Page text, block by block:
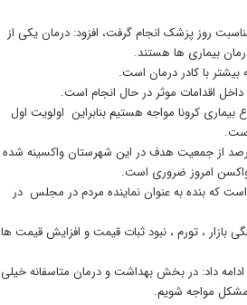
روز پزشک انجام گرفت، افزود: درمان یکی از
بیماری ها هستند.
با کادر درمان است.
اقدامات موثر در حال انجام است.
کرونا مواجه هستیم بنابراین اولویت اول
آورشد: بر اساس گزارش های کادر پزشکی ساوجبلاغ ۵۵ درصد از جمعیت هدف در این شهرستان واکسینه شده
امروز ضروری است.
که بنده به عنوان نماینده مردم در مجلس در
بازار ، تورم ، نبود ثبات قیمت و افزایش قیمت ها
ادامه داد: در بخش بهداشت و درمان متاسفانه خیلی
مواجه شویم.